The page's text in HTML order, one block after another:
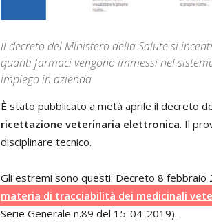
Il decreto del Ministero della Salute si
quanti farmaci vengono immessi nel
impiego in azienda
È stato pubblicato a metà aprile il decreto
ricettazione veterinaria elettronica. Il
disciplinare tecnico.
Gli estremi sono questi: Decreto 8 febbraio
materia di tracciabilità dei medicinali
Serie Generale n.89 del 15-04-2019).